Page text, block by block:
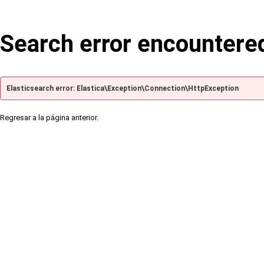
Search error
Elasticsearch error: Elastica\Exception\Connection\HttpException
Regresar a la página anterior.